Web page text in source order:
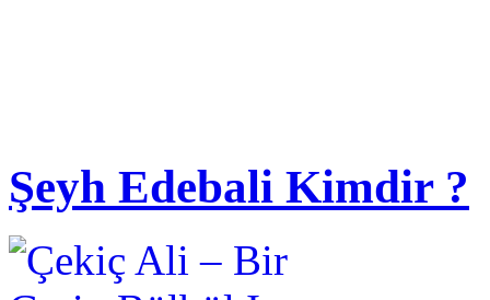
Şeyh Edebali Kimdir ?